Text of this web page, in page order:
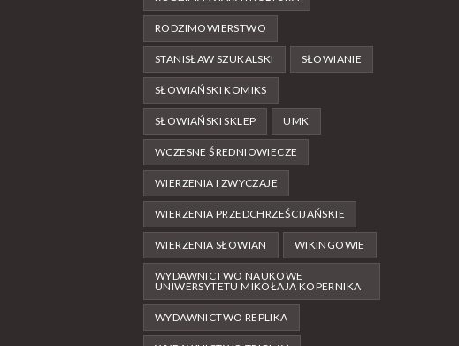
RODZIMOWIERSTWO
STANISŁAW SZUKALSKI SŁOWIANIE
SŁOWIAŃSKI KOMIKS
SŁOWIAŃSKI SKLEP UMK
WCZESNE ŚREDNIOWIECZE
WIERZENIA I ZWYCZAJE
WIERZENIA PRZEDCHRZEŚCIJAŃSKIE
WIERZENIA SŁOWIAN WIKINGOWIE
WYDAWNICTWO NAUKOWE
UNIWERSYTETU MIKOŁAJA KOPERNIKA
WYDAWNICTWO REPLIKA